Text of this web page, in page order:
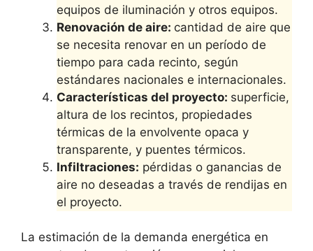
equipos de iluminación y otros equipos.
Renovación de aire: cantidad de aire que
se necesita renovar en un período de
tiempo para cada recinto, según
estándares nacionales e internacionales.
Características del proyecto: superficie,
altura de los recintos, propiedades
térmicas de la envolvente opaca y
transparente, y puentes térmicos.
Infiltraciones: pérdidas o ganancias de
aire no deseadas a través de rendijas en
el proyecto.
La estimación de la demanda energética en